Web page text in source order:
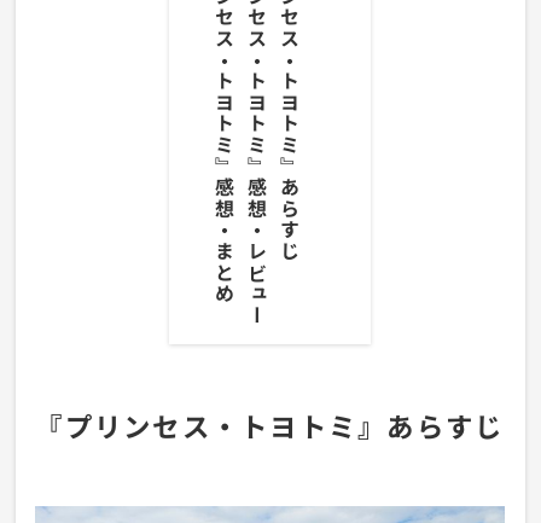
『プリンセス・トヨトミ』あらすじ
『プリンセス・トヨトミ』感想・レビュー
『プリンセス・トヨトミ』感想・まとめ
『プリンセス・トヨトミ』あらすじ